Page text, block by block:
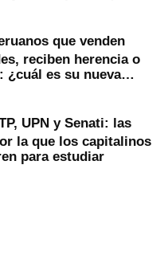
que venden
reciben herencia o
¿cuál es su nueva
UPN y Senati: las
la que los capitalinos
para estudiar